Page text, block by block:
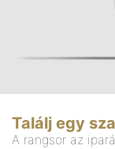
Találj egy
A rangsor az